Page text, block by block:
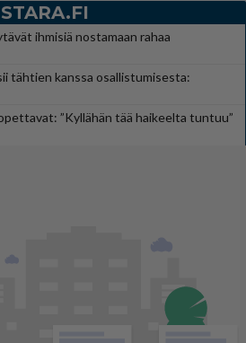
STARA.FI
ihmisiä nostamaan rahaa
tähtien kanssa osallistumisesta:
”Kyllähän tää haikeelta tuntuu”